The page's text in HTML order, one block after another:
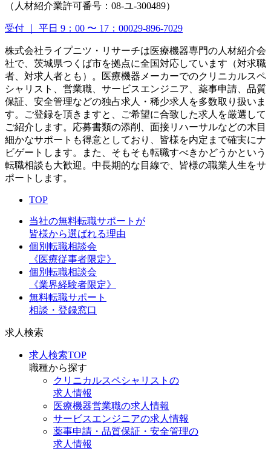
（人材紹介業許可番号：08-ユ-300489）
受付 ｜ 平日 9：00 〜 17：00029-896-7029
株式会社ライプニツ・リサーチは医療機器専門の人材紹介会
社で、茨城県つくば市を拠点に全国対応しています（対求職
者、対求人者とも）。医療機器メーカーでのクリニカルスペ
シャリスト、営業職、サービスエンジニア、薬事申請、品質
保証、安全管理などの独占求人・稀少求人を多数取り扱いま
す。ご登録を頂きますと、ご希望に合致した求人を厳選して
ご紹介します。応募書類の添削、面接リハーサルなどの木目
細かなサポートも得意としており、皆様を内定まで確実にナ
ビゲートします。また、そもそも転職すべきかどうかという
転職相談も大歓迎。中長期的な目線で、皆様の職業人生をサ
ポートします。
TOP
当社の無料転職サポートが
皆様から選ばれる理由
個別転職相談会
《医療従事者限定》
個別転職相談会
《業界経験者限定》
無料転職サポート
相談・登録窓口
求人検索
求人検索TOP
職種から探す
クリニカルスペシャリストの
求人情報
医療機器営業職の求人情報
サービスエンジニアの求人情報
薬事申請・品質保証・安全管理の
求人情報